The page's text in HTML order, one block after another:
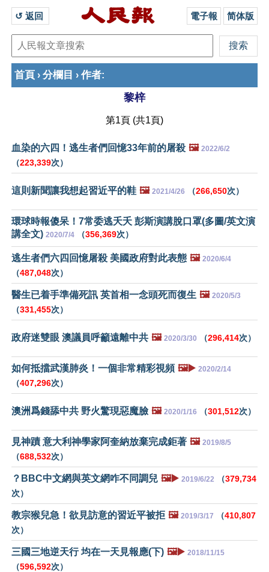
↺ 返回 電子報 简体版
首頁 › 分欄目 › 作者:
黎梓
第1頁 (共1頁)
血染的六四！逃生者們回憶33年前的屠殺 🖼️ 2022/6/2
（223,339次）
這則新聞讓我想起習近平的鞋 🖼️ 2021/4/26 （266,650次）
環球時報傻呆！7常委逃夭夭 彭斯演講脫口罩(多圖/英文演
講全文) 2020/7/4 （356,369次）
逃生者們六四回憶屠殺 美國政府對此表態 🖼️ 2020/6/4
（487,048次）
醫生已着手準備死訊 英首相一念頭死而復生 🖼️ 2020/5/3
（331,455次）
政府迷雙眼 澳議員呼籲遠離中共 🖼️ 2020/3/30 （296,414次）
如何抵擋武漢肺炎！一個非常精彩視頻 🖼️▶️ 2020/2/14
（407,296次）
澳洲爲錢舔中共 野火驚現惡魔臉 🖼️ 2020/1/16 （301,512次）
見神蹟 意大利神學家阿奎納放棄完成鉅著 🖼️ 2019/8/5
（688,532次）
？BBC中文網與英文網咋不同調兒 🖼️▶️ 2019/6/22 （379,734
次）
教宗猴兒急！欲見訪意的習近平被拒 🖼️ 2019/3/17 （410,807
次）
三國三地逆天行 均在一天見報應(下) 🖼️▶️ 2018/11/15
（596,592次）